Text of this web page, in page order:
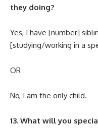
they doing?
Yes, I have [number]
[studying/working in a
OR
No, I am the only child.
13. What will you